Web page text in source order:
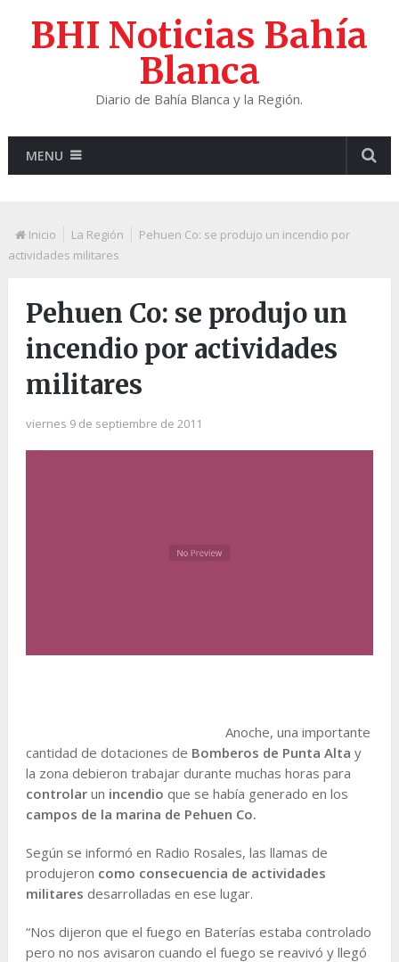
BHI Noticias Bahía
Blanca
Diario de Bahía Blanca y la Región.
MENU
Inicio La Región
Pehuen Co: se produjo un incendio por
actividades militares
Pehuen Co: se produjo un
incendio por actividades
militares
viernes 9 de septiembre de 2011
Anoche, una importante
cantidad de dotaciones de Bomberos de Punta Alta y
la zona debieron trabajar durante muchas horas para
controlarun incendio que se había generado en los
campos de la marina de Pehuen Co.
Según se informó en Radio Rosales, las llamas de
produjeron como consecuencia de actividades
militares desarrolladas en ese lugar.
“Nos dijeron que el fuego en Baterías estaba controlado
pero no nos avisaron cuando el fuego se reavivó y llegó